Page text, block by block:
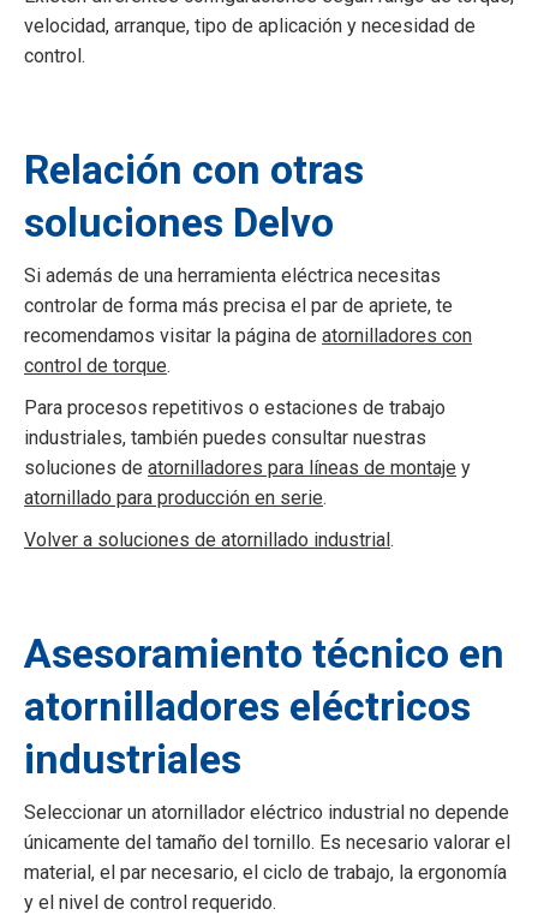
velocidad, arranque, tipo de aplicación y necesidad de
control.
Relación con otras
soluciones Delvo
Si además de una herramienta eléctrica necesitas
controlar de forma más precisa el par de apriete, te
recomendamos visitar la página de atornilladores con
control de torque.
Para procesos repetitivos o estaciones de trabajo
industriales, también puedes consultar nuestras
soluciones de atornilladores para líneas de montaje y
atornillado para producción en serie.
Volver a soluciones de atornillado industrial.
Asesoramiento técnico en
atornilladores eléctricos
industriales
Seleccionar un atornillador eléctrico industrial no depende
únicamente del tamaño del tornillo. Es necesario valorar el
material, el par necesario, el ciclo de trabajo, la ergonomía
y el nivel de control requerido.